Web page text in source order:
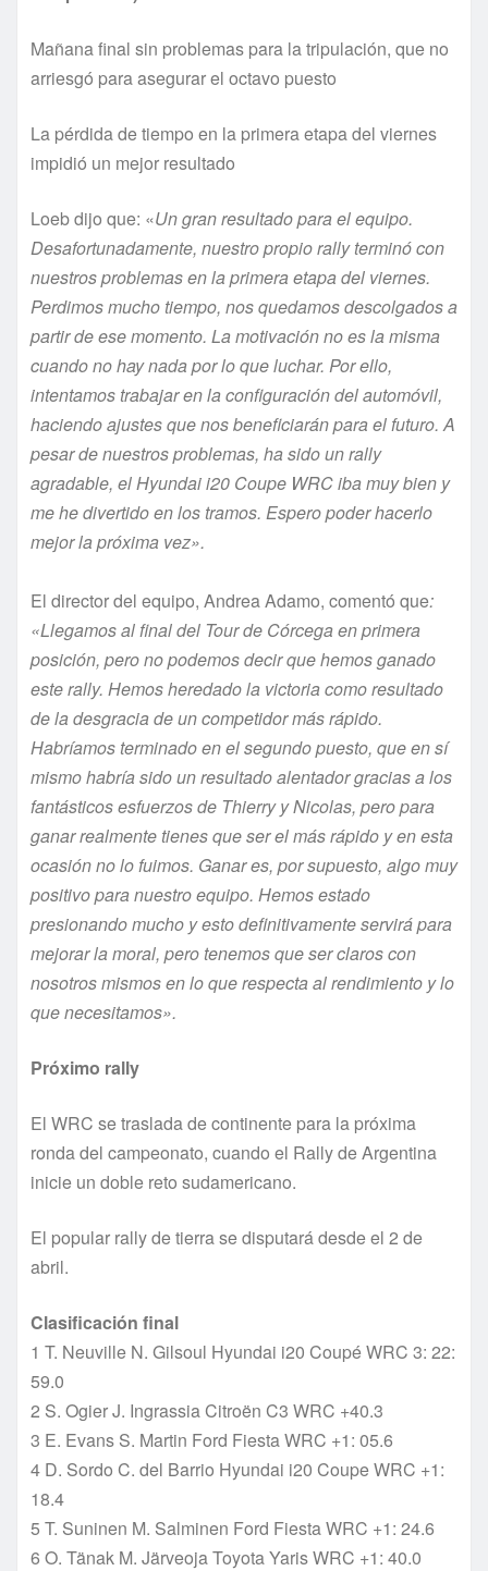
Mañana final sin problemas para la tripulación, que no
arriesgó para asegurar el octavo puesto
La pérdida de tiempo en la primera etapa del viernes
impidió un mejor resultado
Loeb dijo que: «Un gran resultado para el equipo.
Desafortunadamente, nuestro propio rally terminó con
nuestros problemas en la primera etapa del viernes.
Perdimos mucho tiempo, nos quedamos descolgados a
partir de ese momento. La motivación no es la misma
cuando no hay nada por lo que luchar. Por ello,
intentamos trabajar en la configuración del automóvil,
haciendo ajustes que nos beneficiarán para el futuro. A
pesar de nuestros problemas, ha sido un rally
agradable, el Hyundai i20 Coupe WRC iba muy bien y
me he divertido en los tramos. Espero poder hacerlo
mejor la próxima vez».
El director del equipo, Andrea Adamo, comentó que:
«Llegamos al final del Tour de Córcega en primera
posición, pero no podemos decir que hemos ganado
este rally. Hemos heredado la victoria como resultado
de la desgracia de un competidor más rápido.
Habríamos terminado en el segundo puesto, que en sí
mismo habría sido un resultado alentador gracias a los
fantásticos esfuerzos de Thierry y Nicolas, pero para
ganar realmente tienes que ser el más rápido y en esta
ocasión no lo fuimos. Ganar es, por supuesto, algo muy
positivo para nuestro equipo. Hemos estado
presionando mucho y esto definitivamente servirá para
mejorar la moral, pero tenemos que ser claros con
nosotros mismos en lo que respecta al rendimiento y lo
que necesitamos».
Próximo rally
El WRC se traslada de continente para la próxima
ronda del campeonato, cuando el Rally de Argentina
inicie un doble reto sudamericano.
El popular rally de tierra se disputará desde el 2 de
abril.
Clasificación final
1 T. Neuville N. Gilsoul Hyundai i20 Coupé WRC 3: 22:
59.0
2 S. Ogier J. Ingrassia Citroën C3 WRC +40.3
3 E. Evans S. Martin Ford Fiesta WRC +1: 05.6
4 D. Sordo C. del Barrio Hyundai i20 Coupe WRC +1:
18.4
5 T. Suninen M. Salminen Ford Fiesta WRC +1: 24.6
6 O. Tänak M. Järveoja Toyota Yaris WRC +1: 40.0